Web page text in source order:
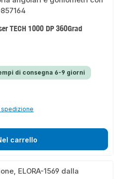
TECH 1000 DP 360Grad
di consegna 6-9 giorni
spedizione
carrello